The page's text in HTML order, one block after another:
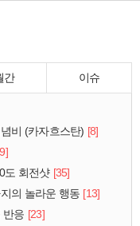
간 이슈
비 (카자흐스탄) [8]
도 회전샷 [35]
의 놀라운 행동 [13]
반응 [23]